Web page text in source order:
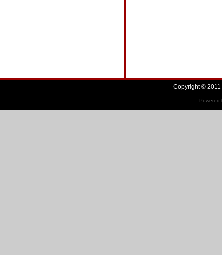
Copyright © 2011
Powered